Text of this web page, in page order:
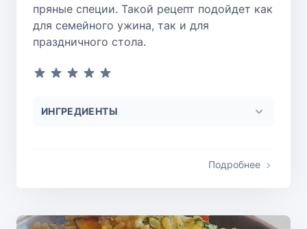
пряные специи. Такой рецепт подойдет как
для семейного ужина, так и для
праздничного стола.
ИНГРЕДИЕНТЫ
Подробнее